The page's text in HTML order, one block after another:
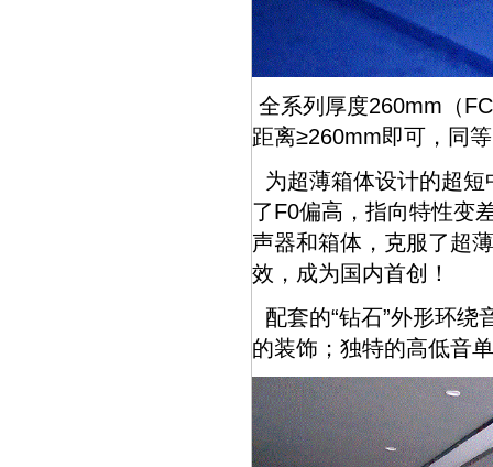
全系列厚度260mm（
距离≥260mm即可，同
为超薄箱体设计的超
了F0偏高，指向特性变
声器和箱体，克服了超
效，成为国内首创！
配套的“钻石”外形环
的装饰；独特的高低音